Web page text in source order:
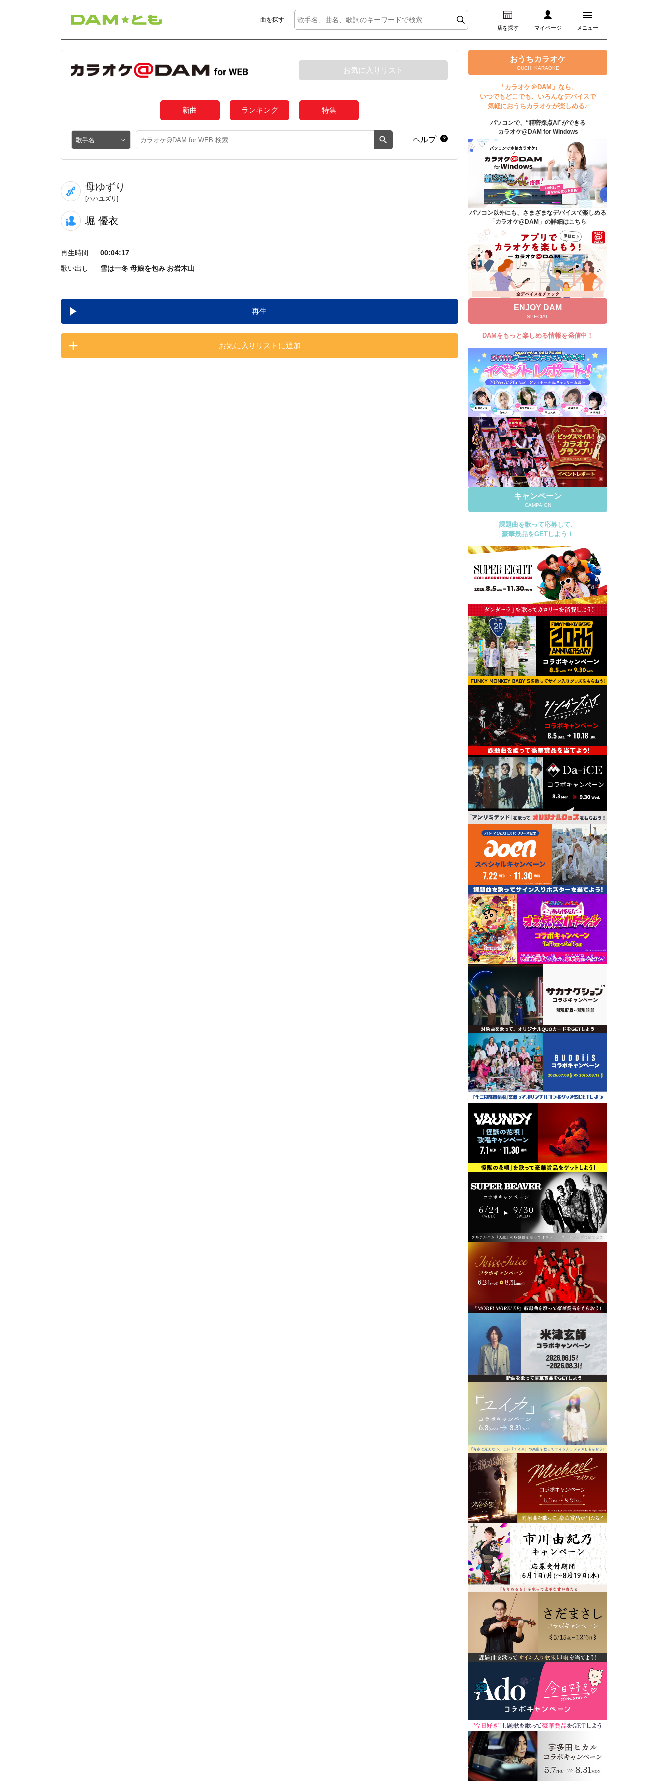
曲を探す
店を探す マイページ メニュー
ログイン
マイページ
プレミアムサービス
DAM★とも動画
DAM★とも録音
カラオケ＠DAM
ユーザー検索
キャンペーン
よくあるご質問
DAMの新曲・ランキングなど
カラオケ最新情報をチェック！
自宅でカラオケ歌い放題！
家族や友達と一緒に！練習にも！
お気に入りリスト
新曲 ランキング 特集
ヘルプ
母ゆずり
[ハハユズリ]
堀 優衣
再生時間
00:04:17
歌い出し
雪は一冬 母娘を包み お岩木山
再生
お気に入りリストに追加
おうちカラオケ
OUCHI KARAOKE
「カラオケ＠DAM」なら、
いつでもどこでも、いろんなデバイスで
気軽におうちカラオケが楽しめる♪
パソコンで、“精密採点Ai”ができる
カラオケ@DAM for Windows
パソコン以外にも、さまざまなデバイスで楽しめる
「カラオケ@DAM」の詳細はこちら
ENJOY DAM
SPECIAL
DAMをもっと楽しめる情報を発信中！
キャンペーン
CAMPAIGN
課題曲を歌って応募して、
豪華景品をGETしよう！